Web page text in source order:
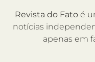
Revista do Fato é
notícias
apenas em